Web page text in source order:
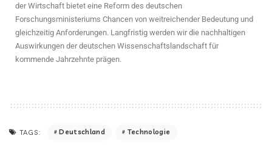
der Wirtschaft bietet eine Reform des deutschen
Forschungsministeriums Chancen von weitreichender Bedeutung und
gleichzeitig Anforderungen. Langfristig werden wir die nachhaltigen
Auswirkungen der deutschen Wissenschaftslandschaft für
kommende Jahrzehnte prägen.
TAGS: Deutschland Technologie